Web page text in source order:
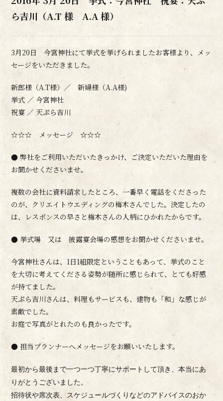
ら吉川（A.T 様 A.A 様）
3月20日 今宮神社にて挙式を挙げられましたお客様より、メッ
セージをいただきました。
新郎様（A.T様）／ 新婦様（A.A様)
挙式 ／ 今宮神社
祝宴 ／ 天ぷら吉川
☆☆☆ メッセージ ☆☆☆
● 弊社をご利用いただいたきっかけ、ご決定いただいた理由を
お聞かせくださいませ。
複数の会社に資料請求したところ、一番早く電話をくださった
のが、クリエイトウエディングの梅木さんでした。決定したの
は、レスポンスの早さと梅木さんの人柄にひかれたからです。
● 挙式場 又は 披露宴会場の感想をお聞かせくださいませ。
今宮神社さんは、1日1組限定ということもあって、挙式のこと
を大切に考えてくださる姿勢が随所に感じられて、とても好感
が持てました。
天ぷら吉川さんは、料理もサービスも、建物も「和」な感じが
素敵でした。
お庭で写真がとれたのも良かったです。
● 担当プランナーへメッセージをお願いいたします。
最初から最後まで一つ一つ丁寧にサポートして頂き、本当にあ
りがとうございました。
招待状や席次表、スケジュールづくりなどのアドバイスのおか